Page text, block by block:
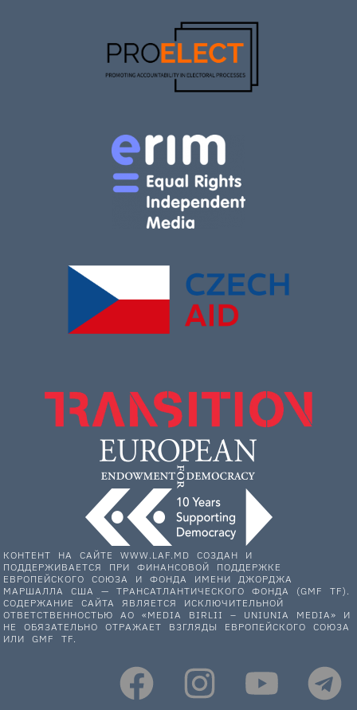
КОНТЕНТ НА САЙТЕ WWW.LAF.MD СОЗДАН И
ПОДДЕРЖИВАЕТСЯ ПРИ ФИНАНСОВОЙ ПОДДЕРЖКЕ
ЕВРОПЕЙСКОГО СОЮЗА И ФОНДА ИМЕНИ ДЖОРДЖА
МАРШАЛЛА США — ТРАНСАТЛАНТИЧЕСКОГО ФОНДА (GMF TF).
СОДЕРЖАНИЕ САЙТА ЯВЛЯЕТСЯ ИСКЛЮЧИТЕЛЬНОЙ
ОТВЕТСТВЕННОСТЬЮ АО «MEDIA BIRLII – UNIUNIA MEDIA» И
НЕ ОБЯЗАТЕЛЬНО ОТРАЖАЕТ ВЗГЛЯДЫ ЕВРОПЕЙСКОГО СОЮЗА
ИЛИ GMF TF.